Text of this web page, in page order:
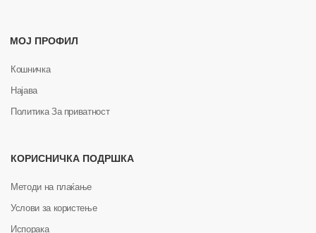
МОЈ ПРОФИЛ
Кошничка
Најава
Политика За приватност
КОРИСНИЧКА ПОДРШКА
Методи на плаќање
Услови за користење
Испорака